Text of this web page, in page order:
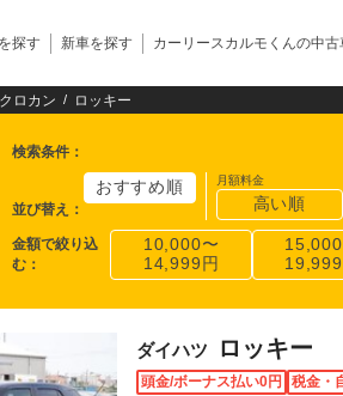
探す 新車を探す カーリースカルモくんの中古
ロカン ロッキー
検索条件：
並び替え ：
おすすめ順 月額料金
高い順
金額で絞り込
む：
10,000〜
14,999円
19,999
ダイハツ ロッキー
頭金/ボーナス払い0円
税金・